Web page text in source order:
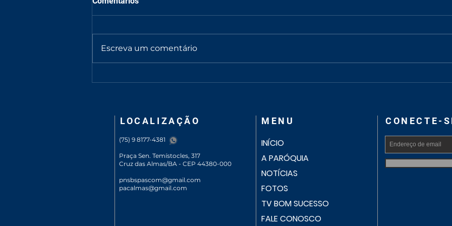
sua Palavra"
Escreva um comentário
LOCALIZAÇÃO
(75) 9 8177-4381
Praça Sen. Temístocles, 317
Cruz das Almas/BA - CEP 44380-000
pnsbspascom@gmail.com
pacalmas@gmail.com
MENU
INÍCIO
A PARÓQUIA
NOTÍCIAS
FOTOS
TV BOM SUCESSO
FALE CONOSCO
CONECTE-